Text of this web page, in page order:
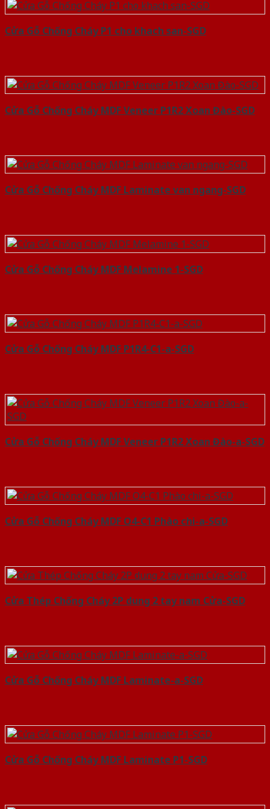
Cửa Gỗ Chống Cháy P1 cho khach san-SGD
Cửa Gỗ Chống Cháy MDF Veneer P1R2 Xoan Đào-SGD
Cửa Gỗ Chống Cháy MDF Laminate van ngang-SGD
Cửa Gỗ Chống Cháy MDF Melamine 1-SGD
Cửa Gỗ Chống Cháy MDF P1R4-C1-a-SGD
Cửa Gỗ Chống Cháy MDF Veneer P1R2 Xoan Đào-a-SGD
Cửa Gỗ Chống Cháy MDF O4-C1 Phào chi-a-SGD
Cửa Thép Chống Cháy 2P dung 2 tay nam Cửa-SGD
Cửa Gỗ Chống Cháy MDF Laminate-a-SGD
Cửa Gỗ Chống Cháy MDF Laminate P1-SGD